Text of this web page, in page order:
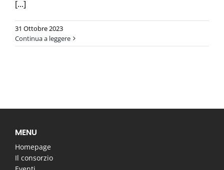
[...]
31 Ottobre 2023
Continua a leggere
MENU
Homepage
Il consorzio